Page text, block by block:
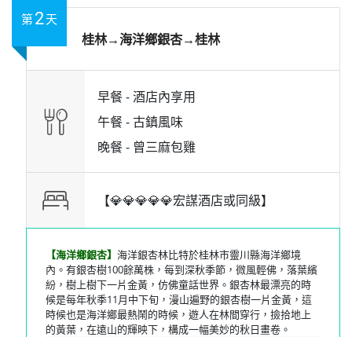
第2天
桂林→海洋鄉銀杏→桂林
早餐 -酒店內享用
午餐 -古鎮風味
晚餐 - 曾三麻包雞
【💎💎💎💎💎宏謀酒店或同級】
【海洋鄉銀杏】 海洋銀杏林比特於桂林市靈川縣海洋鄉境
內。有銀杏樹100餘萬株，每到深秋季節，微風輕佛，落葉繽
紛，樹上樹下一片金黃，仿佛童話世界。銀杏林最漂亮的時
候是每年秋季11月中下旬，漫山遍野的銀杏樹一片金黃，這
時候也是海洋鄉最熱鬧的時候，遊人在林間穿行，撿拾地上
的黃葉，在遠山的輝映下，構成一幅美妙的秋日畫卷。